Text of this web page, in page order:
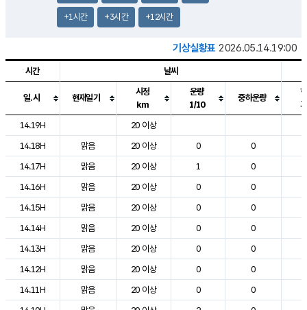
+1시간 +3시간 +12시간
기상실황표 2026.05.14.19:00
도시별 기상실황표로 지점, 날씨, 기온, 강수, 바람, 기압등을 안내한 표입
시간 날씨
일.시 현재일기
시정
km
운량
1/10
중하운량
14.19H
20 이상
14.18H
맑음 20 이상 0 0
14.17H
맑음 20 이상 1 0
14.16H
맑음 20 이상 0 0
14.15H
맑음 20 이상 0 0
14.14H
맑음 20 이상 0 0
14.13H
맑음 20 이상 0 0
14.12H
맑음 20 이상 0 0
14.11H
맑음 20 이상 0 0